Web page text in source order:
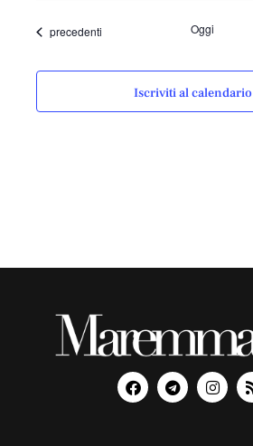
l
Eventi
precedenti Oggi
Iscriviti al calendario